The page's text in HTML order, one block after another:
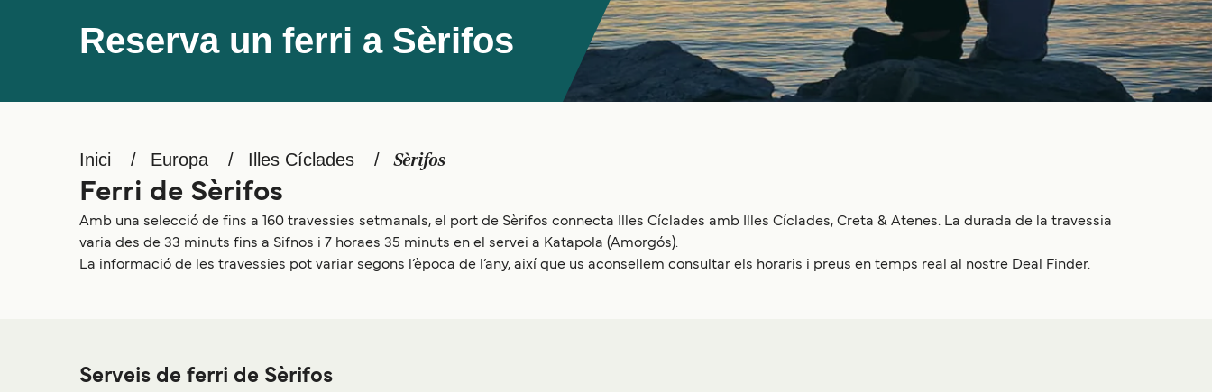
Reserva un ferri a Sèrifos
Inici Europa Illes Cíclades Sèrifos
Ferri de Sèrifos
Amb una selecció de fins a 160 travessies setmanals, el port de Sèrifos connecta Illes Cíclades amb Illes Cíclades, Creta & Atenes. La durada de la travessia
varia des de 33 minuts fins a Sifnos i 7 horaes 35 minuts en el servei a Katapola (Amorgós).
La informació de les travessies pot variar segons l’època de l’any, així que us aconsellem consultar els horaris i preus en temps real al nostre Deal Finder.
Serveis de ferri de Sèrifos